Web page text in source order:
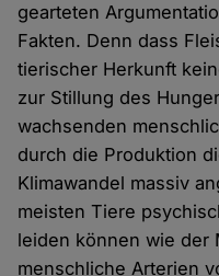
gearteten
Fakten. Denn dass
tierischer Herkunft
zur Stillung des
wachsenden
durch die Produktion
Klimawandel massiv
meisten Tiere
leiden können wie der
menschliche Arterien